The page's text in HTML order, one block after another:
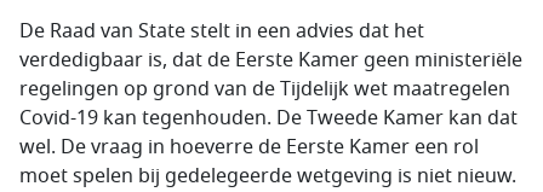
De Raad van State stelt in een advies dat het
verdedigbaar is, dat de Eerste Kamer geen ministeriële
regelingen op grond van de Tijdelijk wet maatregelen
Covid-19 kan tegenhouden. De Tweede Kamer kan dat
wel. De vraag in hoeverre de Eerste Kamer een rol
moet spelen bij gedelegeerde wetgeving is niet nieuw.